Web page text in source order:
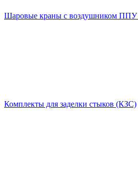
Шаровые краны с воздушником ППУ
Комплекты для заделки стыков (КЗС)